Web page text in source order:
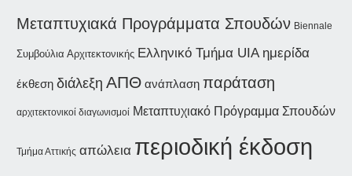
Μεταπτυχιακά Προγράμματα Σπουδών Biennale
Συμβούλια Αρχιτεκτονικής Ελληνικό Τμήμα UIA ημερίδα
έκθεση διάλεξη ΑΠΘ ανάπλαση παράταση
αρχιτεκτονικοί διαγωνισμοί Μεταπτυχιακό Πρόγραμμα Σπουδών
Τμήμα Αττικής απώλεια περιοδική έκδοση